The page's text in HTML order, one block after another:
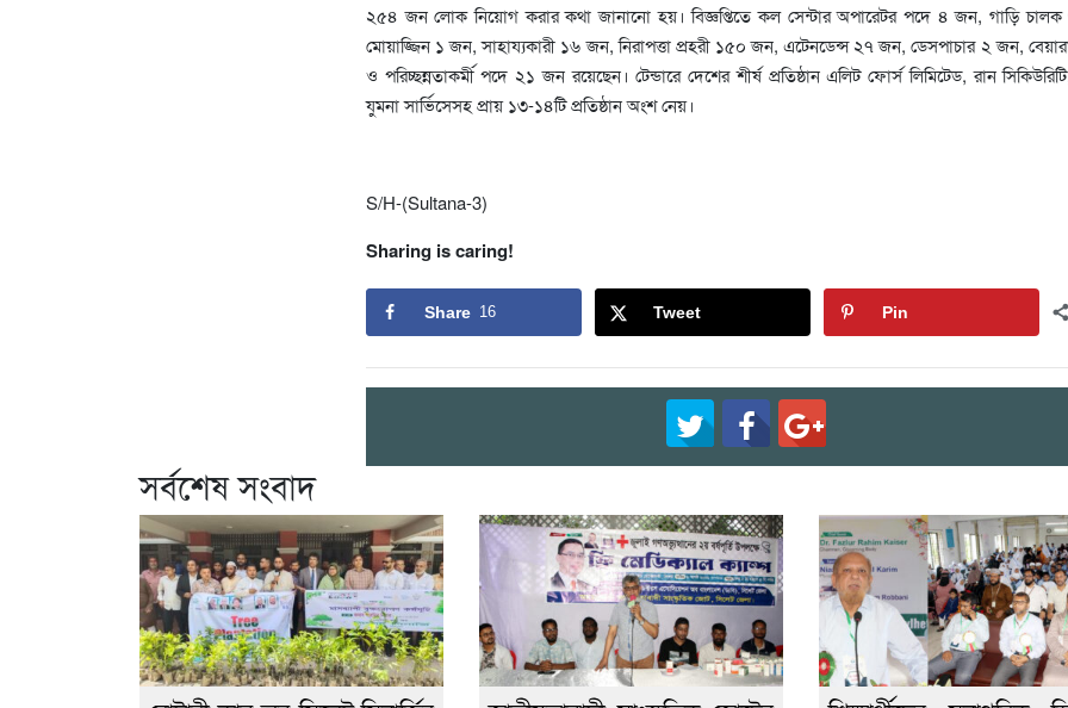
২৫৪ জন লোক নিয়োগ করার কথা জানানো হয়। বিজ্ঞপ্তিতে কল সেন্টার অপারেটর পদে ৪ জন, গাড়ি
মোয়াজ্জিন ১ জন, সাহায্যকারী ১৬ জন, নিরাপত্তা প্রহরী ১৫০ জন, এটেনডেন্স ২৭ জন, ডেসপাচার ২ জন,
ও পরিচ্ছন্নতাকর্মী পদে ২১ জন রয়েছেন। টেন্ডারে দেশের শীর্ষ প্রতিষ্ঠান এলিট ফোর্স লিমিটেড, রান
যুমনা সার্ভিসেসহ প্রায় ১৩-১৪টি প্রতিষ্ঠান অংশ নেয়।
S/H-(Sultana-3)
Sharing is caring!
Share 16 Tweet Pin
সর্বশেষ সংবাদ